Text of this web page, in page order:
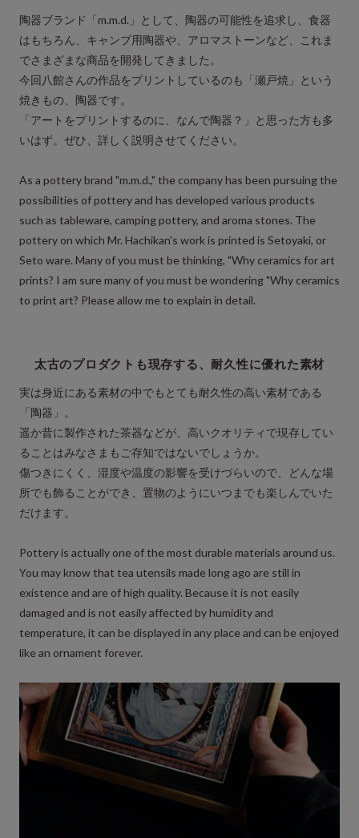
陶器ブランド「m.m.d.」として、陶器の可能性を追求し、食器
はもちろん、キャンプ用陶器や、アロマストーンなど、これま
でさまざまな商品を開発してきました。
今回八館さんの作品をプリントしているのも「瀬戸焼」という
焼きもの、陶器です。
「アートをプリントするのに、なんで陶器？」と思った方も多
いはず。ぜひ、詳しく説明させてください。
As a pottery brand "m.m.d.," the company has been pursuing the
possibilities of pottery and has developed various products
such as tableware, camping pottery, and aroma stones. The
pottery on which Mr. Hachikan's work is printed is Setoyaki, or
Seto ware. Many of you must be thinking, "Why ceramics for art
prints? I am sure many of you must be wondering "Why ceramics
to print art? Please allow me to explain in detail.
太古のプロダクトも現存する、耐久性に優れた素材
実は身近にある素材の中でもとても耐久性の高い素材である
「陶器」。
遥か昔に製作された茶器などが、高いクオリティで現存してい
ることはみなさまもご存知ではないでしょうか。
傷つきにくく、湿度や温度の影響を受けづらいので、どんな場
所でも飾ることができ、置物のようにいつまでも楽しんでいた
だけます。
Pottery is actually one of the most durable materials around us.
You may know that tea utensils made long ago are still in
existence and are of high quality. Because it is not easily
damaged and is not easily affected by humidity and
temperature, it can be displayed in any place and can be enjoyed
like an ornament forever.